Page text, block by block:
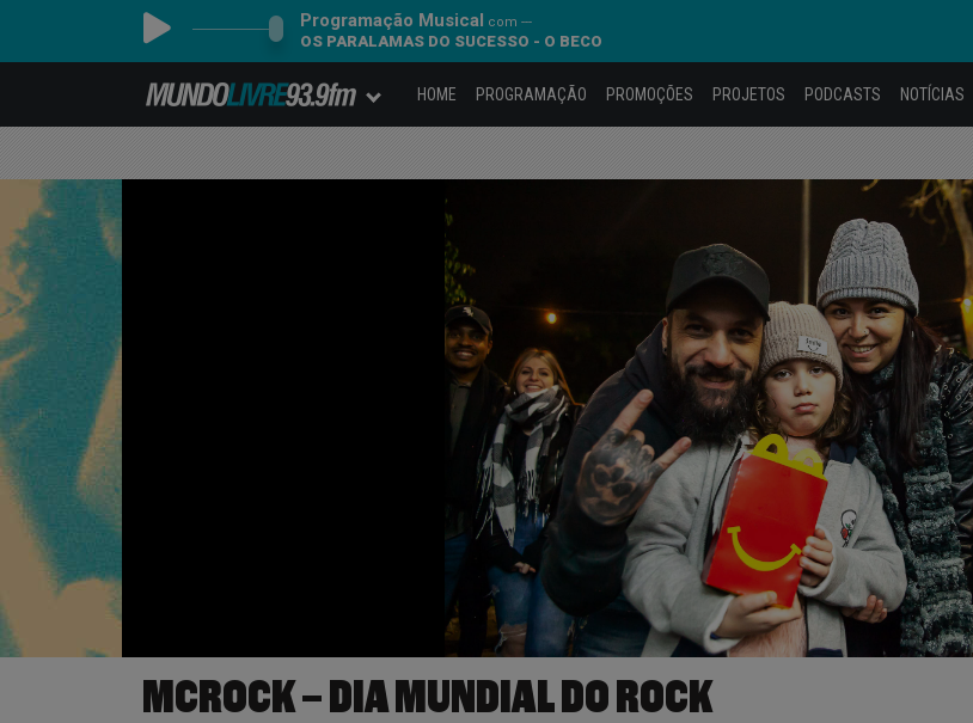
Programação Musical com ---
OS PARALAMAS DO SUCESSO - O BECO
HOME PROGRAMAÇÃO PROMOÇÕES PROJETOS PODCASTS NOTÍCIAS
MCROCK – DIA MUNDIAL DO ROCK